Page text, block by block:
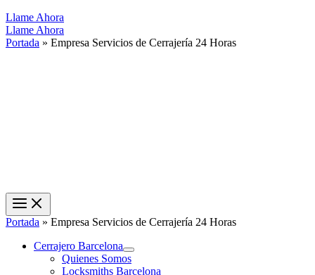
Llame Ahora
Llame Ahora
Portada » Empresa Servicios de Cerrajería 24 Horas
Portada » Empresa Servicios de Cerrajería 24 Horas
Cerrajero Barcelona
Quienes Somos
Locksmiths Barcelona